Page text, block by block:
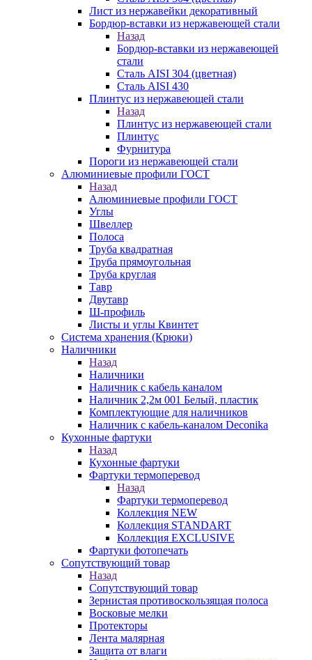
Лист из нержавейки декоративный
Бордюр-вставки из нержавеющей стали
Назад
Бордюр-вставки из нержавеющей
стали
Сталь AISI 304 (цветная)
Сталь AISI 430
Плинтус из нержавеющей стали
Назад
Плинтус из нержавеющей стали
Плинтус
Фурнитура
Пороги из нержавеющей стали
Алюминиевые профили ГОСТ
Назад
Алюминиевые профили ГОСТ
Углы
Швеллер
Полоса
Труба квадратная
Труба прямоугольная
Труба круглая
Тавр
Двутавр
Ш-профиль
Листы и углы Квинтет
Система хранения (Крюки)
Наличники
Назад
Наличники
Наличник с кабель каналом
Наличник 2,2м 001 Белый, пластик
Комплектующие для наличников
Наличник с кабель-каналом Deconika
Кухонные фартуки
Назад
Кухонные фартуки
Фартуки термоперевод
Назад
Фартуки термоперевод
Коллекция NEW
Коллекция STANDART
Коллекция EXCLUSIVE
Фартуки фотопечать
Сопутствующий товар
Назад
Сопутствующий товар
Зернистая противоскользящая полоса
Восковые мелки
Протекторы
Лента малярная
Защита от влаги